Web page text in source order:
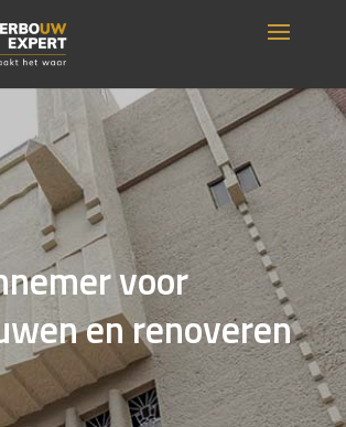
voor
en renoveren